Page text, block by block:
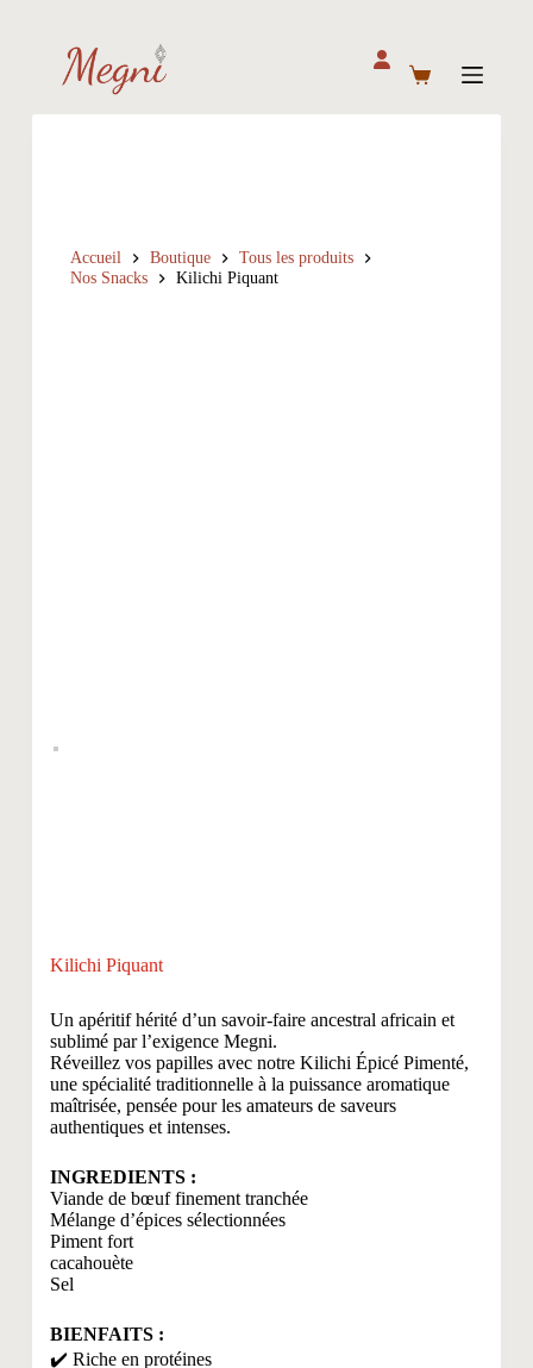
Panier
Accueil Boutique
Tous les produits
Nos Snacks
Kilichi Piquant
Kilichi Piquant
Un apéritif hérité d’un savoir-faire ancestral africain et
sublimé par l’exigence Megni.
Réveillez vos papilles avec notre Kilichi Épicé Pimenté,
une spécialité traditionnelle à la puissance aromatique
maîtrisée, pensée pour les amateurs de saveurs
authentiques et intenses.
INGREDIENTS :
Viande de bœuf finement tranchée
Mélange d’épices sélectionnées
Piment fort
cacahouète
Sel
BIENFAITS :
✔️ Riche en protéines